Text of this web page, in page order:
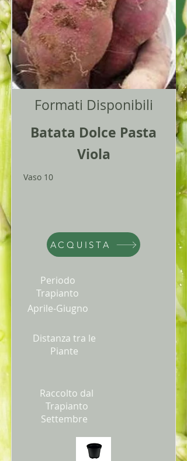
Formati Disponibili
Batata Dolce Pasta
Viola
Vaso 10
ACQUISTA
Periodo
Trapianto
Aprile-Giugno
Distanza tra le
Piante
Raccolto dal
Trapianto
Settembre